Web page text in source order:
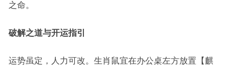
之命。
破解之道与开运指引
运势虽定，人力可改。生肖鼠宜在办公桌左方放置【麒